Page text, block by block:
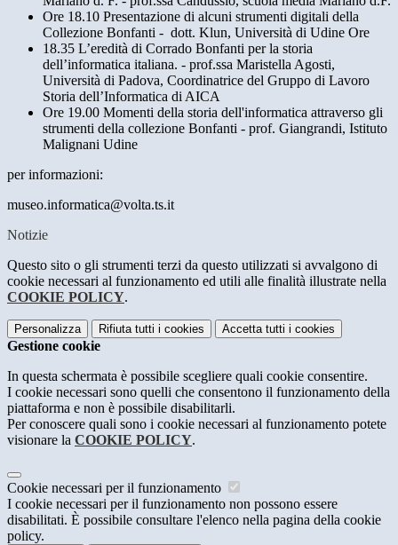
Ore 18.10 Presentazione di alcuni strumenti digitali della
Collezione Bonfanti - dott. Klun, Università di Udine Ore
18.35 L’eredità di Corrado Bonfanti per la storia
dell’informatica italiana. - prof.ssa Maristella Agosti,
Università di Padova, Coordinatrice del Gruppo di Lavoro
Storia dell’Informatica di AICA
Ore 19.00 Momenti della storia dell'informatica attraverso gli
strumenti della collezione Bonfanti - prof. Giangrandi, Istituto
Malignani Udine
per informazioni:
museo.informatica@volta.ts.it
Notizie
Questo sito o gli strumenti terzi da questo utilizzati si avvalgono di
cookie necessari al funzionamento ed utili alle finalità illustrate nella
COOKIE POLICY.
Personalizza Rifiuta tutti i cookies Accetta tutti i cookies
Gestione cookie
In questa schermata è possibile scegliere quali cookie consentire.
I cookie necessari sono quelli che consentono il funzionamento della
piattaforma e non è possibile disabilitarli.
Per conoscere quali sono i cookie necessari al funzionamento potete
visionare la COOKIE POLICY.
Cookie necessari per il funzionamento
I cookie necessari per il funzionamento non possono essere
disabilitati. È possibile consultare l'elenco nella pagina della cookie
policy.